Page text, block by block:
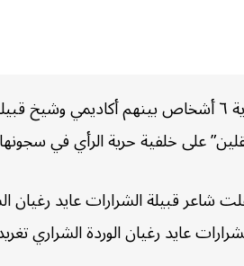
“أوقفت السلطات السعودية ٦ أشخاص
على خلفية حرية الرأي في
شاعر قبيلة الشرارات عايد رغيان
تغريدة في ١٨ من الشهر الجاري تضمنت انتقادا لنشاط هيئة الترفيه وما